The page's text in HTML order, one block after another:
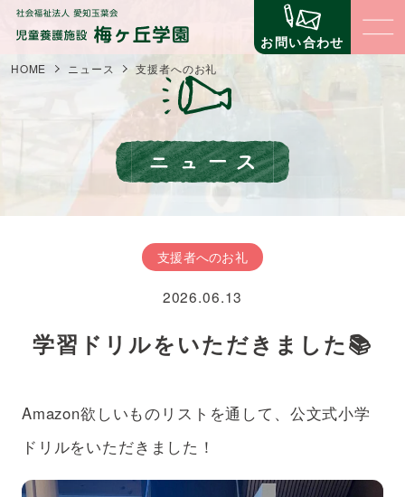
お問い合わせ
梅ヶ丘学園について
梅ヶ丘学園の理念
梅ヶ丘学園の概要
第三者評価
子どもたちの生活と環境
子どものための環境
子どものための仕組みづくり
コミュニティ（地域交流・公益事業）
自立への壁
アフターケア
職員の仕事
支援について
寄付金の場合
ボランティアの場合
HOME ニュース 支援者へのお礼
支援者へのお礼
2026.06.13
学習ドリルをいただきました📚
Amazon欲しいものリストを通して、公文式小学
ドリルをいただきました！